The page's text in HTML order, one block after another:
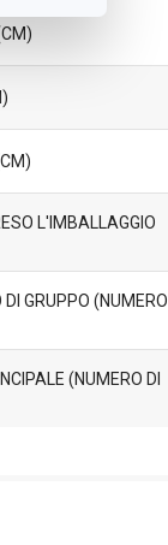
L'IMBALLAGGIO
DI GRUPPO (NUMERO
(NUMERO DI